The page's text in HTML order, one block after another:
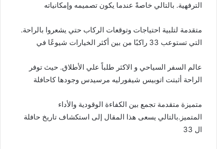
الترفهية. بالتالي خاصةً عندما يكون تصميمه وإمكانياته
متقدمة لتلبية احتياجات وتوقعات الركاب حتي يشعروا بالراحة.
التي تستوعب 33 راكبًا من بين أكثر الخيارات شيوعًا في
عالم السفر السياحي و الاكثر طلباً علي الأطلاق. حيث توفر
الراحة أثبتت اتوبيس شيفورليه مرسيدس وجودها كاحافلة
متميزة متقدمة تجمع بين الكفاءة الوقودية والأداء
المتميز.بالتالي يسعى هذا المقال إلى استكشاف تاريخ حافلة
ال 33